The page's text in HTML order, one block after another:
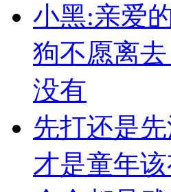
小黑:亲爱
狗不愿离
没有
先打还是
才是童年